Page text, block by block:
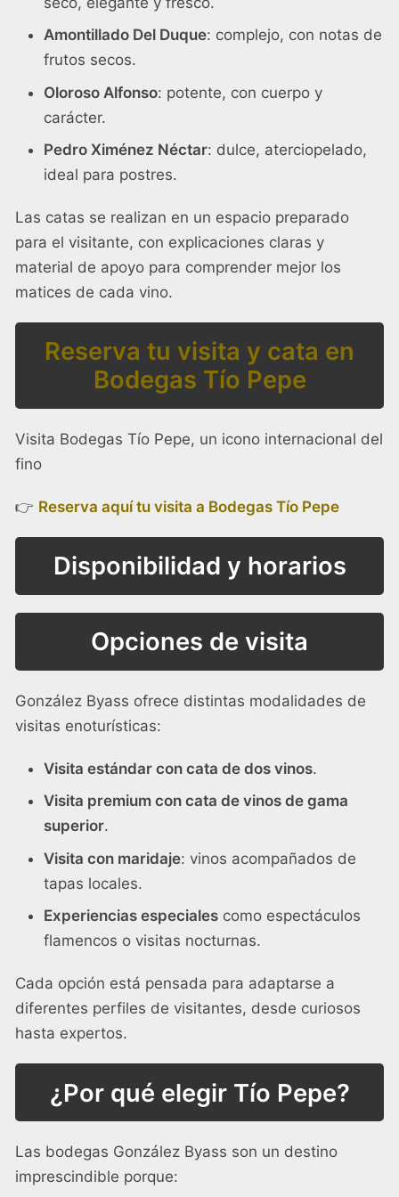
Amontillado Del Duque: complejo, con notas de
frutos secos.
Oloroso Alfonso: potente, con cuerpo y
carácter.
Pedro Ximénez Néctar: dulce, aterciopelado,
ideal para postres.
Las catas se realizan en un espacio preparado
para el visitante, con explicaciones claras y
material de apoyo para comprender mejor los
matices de cada vino.
Reserva tu visita y cata en
Bodegas Tío Pepe
Visita Bodegas Tío Pepe, un icono internacional del
fino
👉 Reserva aquí tu visita a Bodegas Tío Pepe
Disponibilidad y horarios
Opciones de visita
González Byass ofrece distintas modalidades de
visitas enoturísticas:
Visita estándar con cata de dos vinos.
Visita premium con cata de vinos de gama
superior.
Visita con maridaje: vinos acompañados de
tapas locales.
Experiencias especiales como espectáculos
flamencos o visitas nocturnas.
Cada opción está pensada para adaptarse a
diferentes perfiles de visitantes, desde curiosos
hasta expertos.
¿Por qué elegir Tío Pepe?
Las bodegas González Byass son un destino
imprescindible porque: